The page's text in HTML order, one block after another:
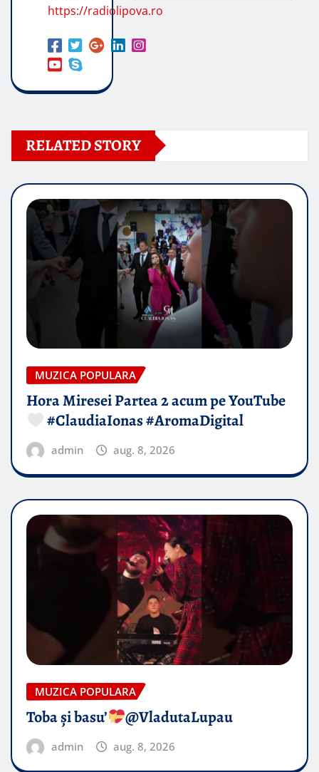
https://radiolipova.ro
RELATED STORY
MUZICA POPULARA
Hora Miresei Partea 2 acum pe YouTube
#ClaudiaIonas #AromaDigital
admin aug. 8, 2026
MUZICA POPULARA
Toba și basu’ @VladutaLupau
admin aug. 8, 2026